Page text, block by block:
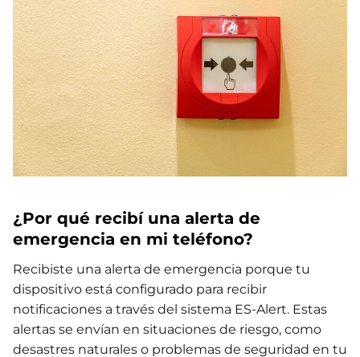
¿Por qué recibí una alerta de
emergencia en mi teléfono?
Recibiste una alerta de emergencia porque tu
dispositivo está configurado para recibir
notificaciones a través del sistema ES-Alert. Estas
alertas se envían en situaciones de riesgo, como
desastres naturales o problemas de seguridad en tu